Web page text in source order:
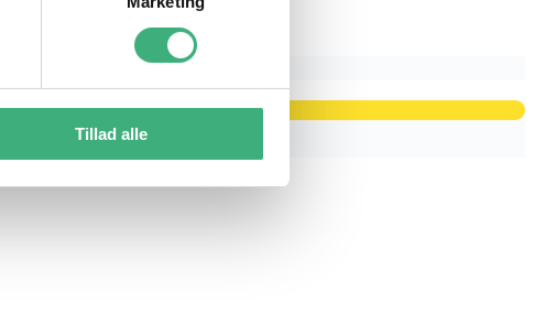
Tillad alle